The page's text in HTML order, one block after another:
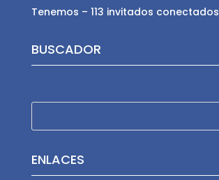
Tenemos – 113 invitados conectados
BUSCADOR
ENLACES